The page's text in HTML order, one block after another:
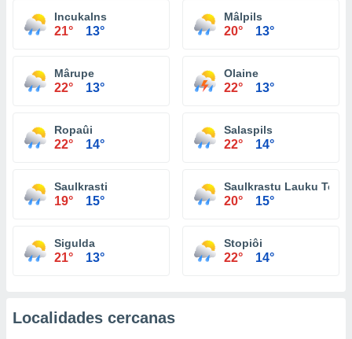
Incukalns
21° 13°
Mâlpils
20° 13°
Mârupe
22° 13°
Olaine
22° 13°
Ropaûi
22° 14°
Salaspils
22° 14°
Saulkrasti
19° 15°
Saulkrastu Lauku
20° 15°
Sigulda
21° 13°
Stopiôi
22° 14°
Localidades cercanas